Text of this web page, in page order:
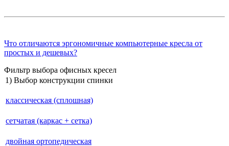
Что отличаются эргономичные компьютерные кресла от
простых и дешевых?
Фильтр выбора офисных кресел
1) Выбор конструкции спинки
классическая (сплошная)
сетчатая (каркас + сетка)
двойная ортопедическая